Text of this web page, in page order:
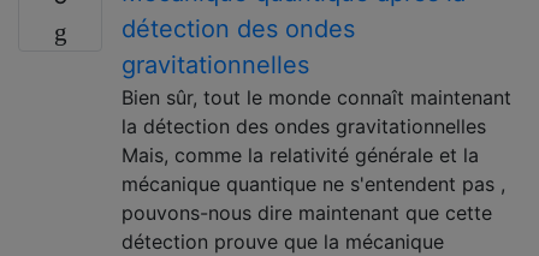
détection des ondes
gravitationnelles
Bien sûr, tout le monde connaît maintenant
la détection des ondes gravitationnelles
Mais, comme la relativité générale et la
mécanique quantique ne s'entendent pas ,
pouvons-nous dire maintenant que cette
détection prouve que la mécanique